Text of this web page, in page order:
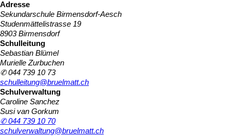
Adresse
Sekundarschule Birmensdorf-Aesch
Studenmättelistrasse 19
8903 Birmensdorf
Schulleitung
Sebastian Blümel
Murielle Zurbuchen
✆ 044 739 10 73
schulleitung@bruelmatt.ch
Schulverwaltung
Caroline Sanchez
Susi van Gorkum
✆ 044 739 10 70
schulverwaltung@bruelmatt.ch